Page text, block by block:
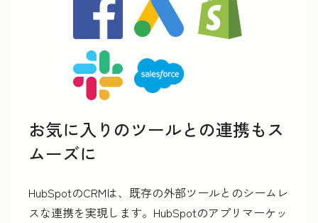
お気に入りのツールとの連携もス
ムーズに
HubSpotのCRMは、既存の外部ツールとのシームレ
スな連携を実現します。HubSpotのアプリマーケッ